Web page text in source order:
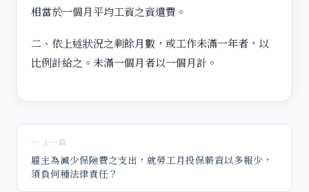
相當於一個月平均工資之資遣費。
二、依上述狀況之剩餘月數，或工作未滿一年者，以
比例計給之。未滿一個月者以一個月計。
← 上一篇
雇主為減少保險費之支出，就勞工月投保薪資以多報少，
須負何種法律責任？